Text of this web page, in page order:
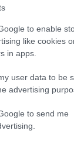
to enable
like cookies
in apps.
user data to be
advertising
to send me